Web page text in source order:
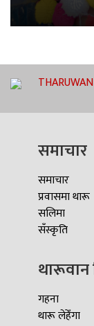
समाचार
समाचार
प्रवासमा थारू
सलिमा
सँस्कृति
गहना
थारू लेहेँगा